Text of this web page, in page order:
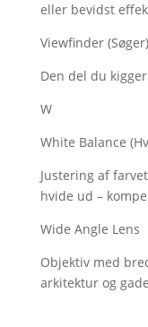
eller bevidst
Viewfinder (Søger)
Den del du
W
White Balance
Justering af
hvide ud –
Wide Angle Lens
Objektiv med
arkitektur og